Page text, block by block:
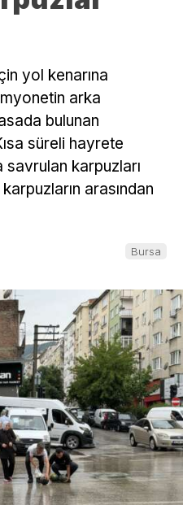
yol kenarına
arka
bulunan
süreli hayrete
karpuzları
arasından
Bursa